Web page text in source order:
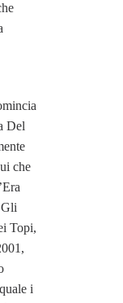
Del
che
Topi,
i